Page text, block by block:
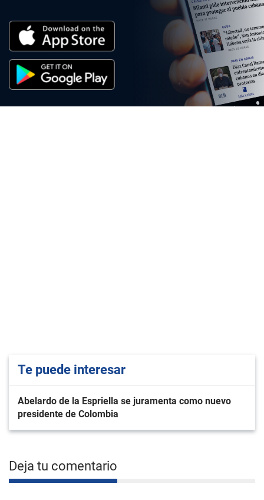
Te puede interesar
Abelardo de la Espriella se juramenta como nuevo
presidente de Colombia
Deja tu comentario